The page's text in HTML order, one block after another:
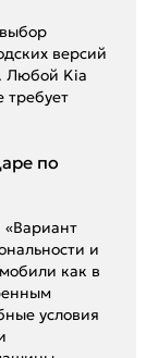
версий
Любой Kia
требует
по
«Вариант
и
как в
условия